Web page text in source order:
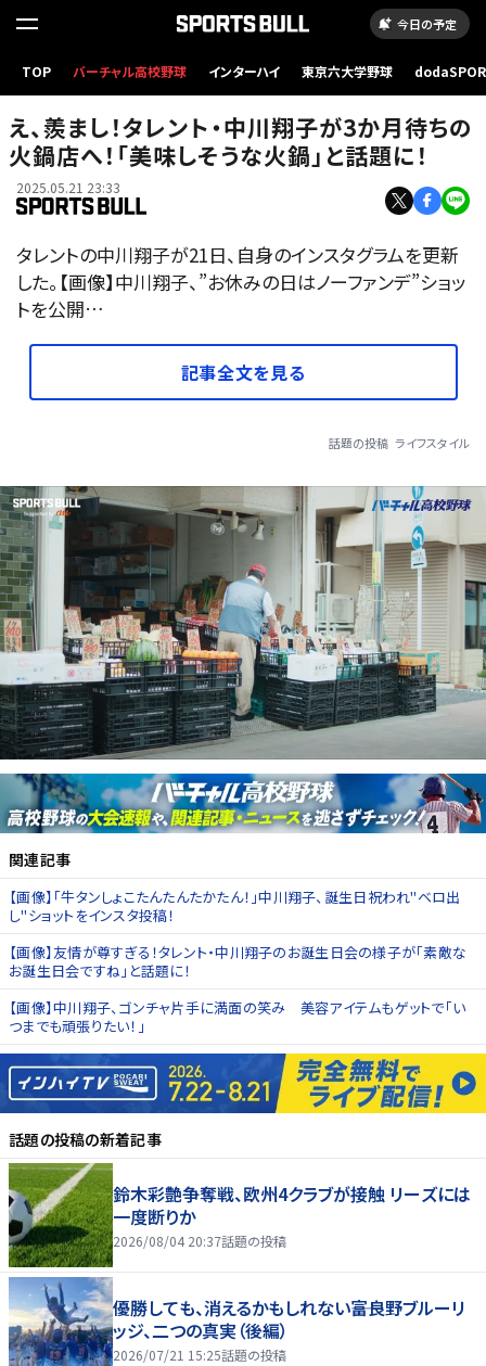
今日の予定
TOP バーチャル高校野球 インターハイ 東京六大学野球
え、羨まし！タレント・中川翔子が3か月待ちの
火鍋店へ！「美味しそうな火鍋」と話題に！
2025.05.21 23:33
タレントの中川翔子が21日、自身のインスタグラムを更新
した。【画像】中川翔子、”お休みの日はノーファンデ”ショッ
トを公開…
記事全文を見る
話題の投稿 ライフスタイル
関連記事
【画像】「牛タンしょこたんたんたかたん！」中川翔子、誕生日祝われ"ベロ出
し"ショットをインスタ投稿！
【画像】友情が尊すぎる！タレント・中川翔子のお誕生日会の様子が「素敵な
お誕生日会ですね」と話題に！
【画像】中川翔子、ゴンチャ片手に満面の笑み 美容アイテムもゲットで「い
つまでも頑張りたい！」
話題の投稿の新着記事
鈴木彩艶争奪戦、欧州4クラブが接触 リーズには
一度断りか
2026/08/04 20:37話題の投稿
優勝しても、消えるかもしれない――富良野ブルーリ
ッジ、二つの真実（後編）
2026/07/21 15:25話題の投稿